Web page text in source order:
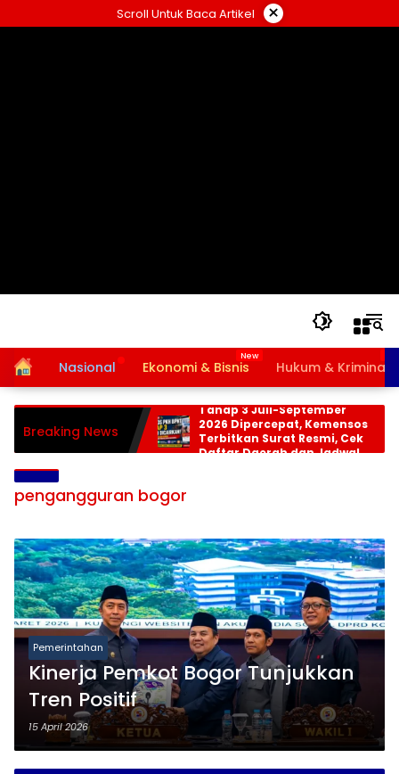
ke
Scroll Untuk Baca Artikel ×
HomeNasional Ekonomi & Bisnis Hukum & Kriminal
Breaking News
Bansos PKH dan BPNT
Tahap 3 Juli-September
2026 Dipercepat, Kemensos
Terbitkan Surat Resmi, Cek
Daftar Daerah dan Jadwal
pengangguran bogor
Pemerintahan
Kinerja Pemkot Bogor Tunjukkan
Tren Positif
15 April 2026